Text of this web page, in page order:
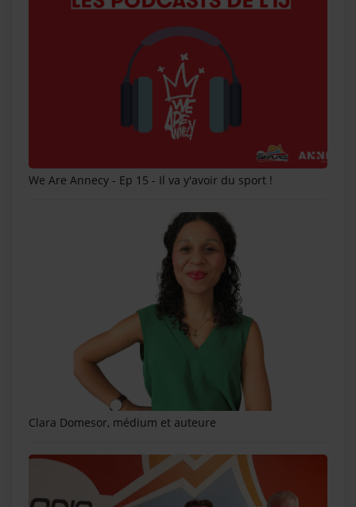
OÙ SOMMES-NOUS ?
MENTIONS LÉGALES
UNE WEBRADIO DANS VOTRE ÉCOLE
ANIMATION RADIO DÈS 9 ANS
FÊTEZ VOTRE ANNIVERSAIRE À
TEAM BUILDING RADIO
Se connecter
We Are Annecy - Ep 15 - Il va y'avoir du sport !
Clara Domesor, médium et auteure